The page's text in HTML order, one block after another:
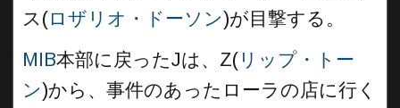
ス(ロザリオ・ドーソン)が目撃する。
MIB本部に戻ったJは、Z( リップ・トー
ン)から、事件のあったローラの店に行く